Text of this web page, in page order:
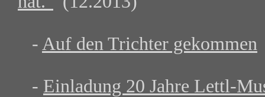
- Auf den Trichter gekommen
- Einladung 20 Jahre Lettl-